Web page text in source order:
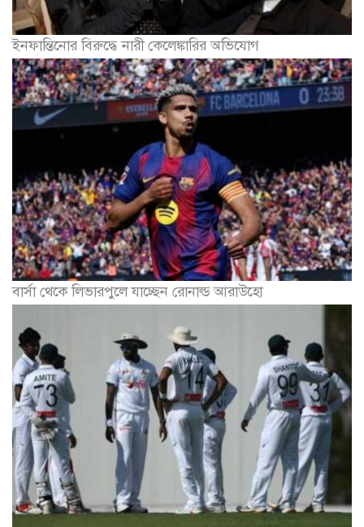
ইনফান্তিনোর বিরুদ্ধে নারী কেলেঙ্কারির অভিযোগ
বার্সা থেকে লিভারপুলে যাচ্ছেন রোনাল্ড আরাউহো